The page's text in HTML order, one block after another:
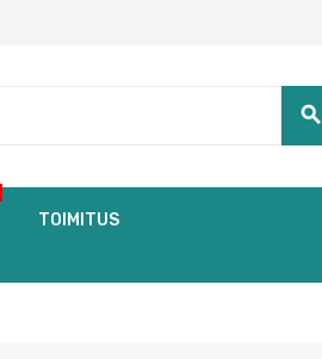
search
TOIMITUS